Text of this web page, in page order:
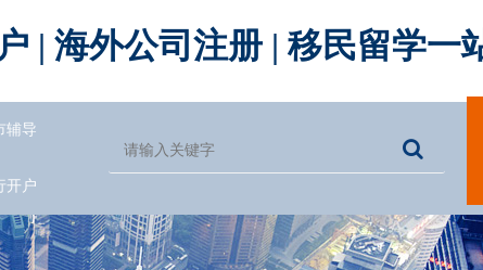
| 海外公司注册 | 移民留学一
辅导
开户